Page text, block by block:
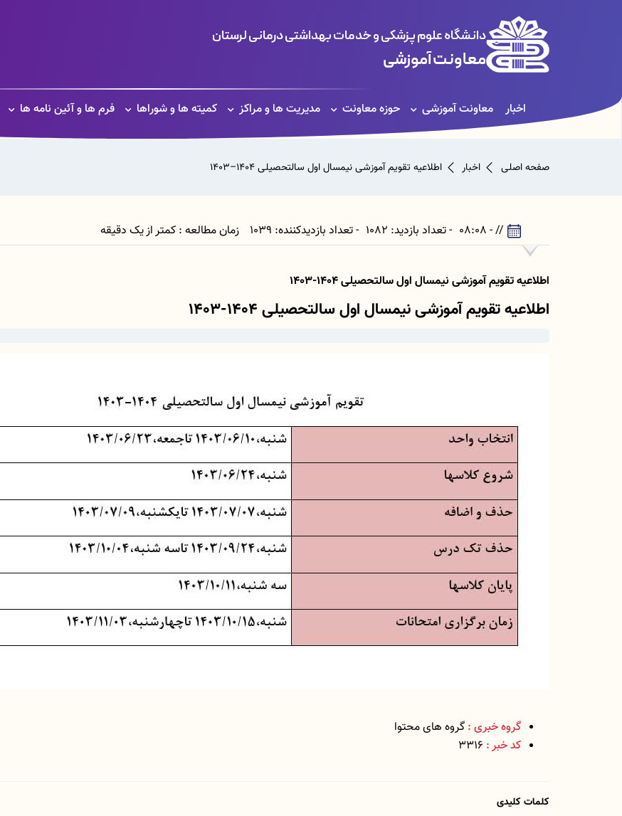
دانشگاه علوم پزشکی و خدمات بهداشتی درمانی لرستان
معاونت آموزشی
اخبار معاونت آموزشی حوزه معاونت مدیریت ها و مراکز کمیته ها و شوراها فرم ها و آئین نامه ها
صفحه اصلی اخبار اطلاعیه تقویم آموزشی نیمسال اول سالتحصیلی 1404–1403
// - 08:08 - تعداد بازدید: 1082 - تعداد بازدیدکننده: 1039 زمان مطالعه : کمتر از یک دقیقه
اطلاعیه تقویم آموزشی نیمسال اول سالتحصیلی 1404-1403
اطلاعیه تقویم آموزشی نیمسال اول سالتحصیلی 1404-1403
گروه خبری : گروه های محتوا
کد خبر : 3316
کلمات کلیدی